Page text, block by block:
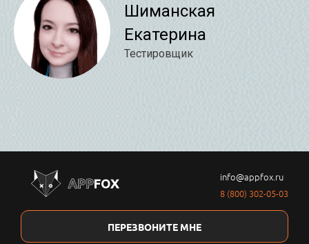
Шиманская
Екатерина
Тестировщик
info@appfox.ru
8 (800) 302-05-03
ПЕРЕЗВОНИТЕ МНЕ